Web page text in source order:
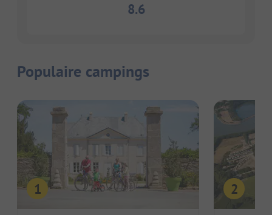
8.6
Populaire campings